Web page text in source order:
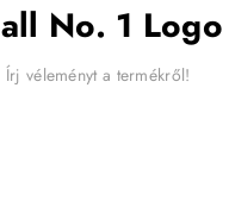
No. 1
Írj véleményt a termékről!